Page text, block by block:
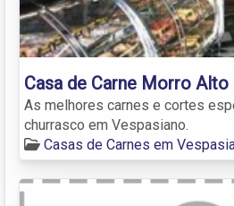
Casa de Carne Morro Alto
As melhores carnes e cortes
churrasco em Vespasiano.
Casas de Carnes em